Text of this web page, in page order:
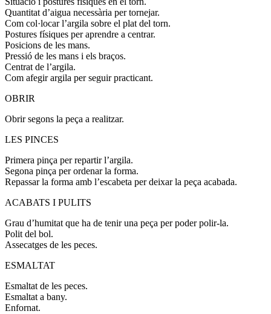
Quantitat d’aigua necessària per tornejar.
Com col·locar l’argila sobre el plat del torn.
Postures físiques per aprendre a centrar.
Posicions de les mans.
Pressió de les mans i els braços.
Centrat de l’argila.
Com afegir argila per seguir practicant.
OBRIR
Obrir segons la peça a realitzar.
LES PINCES
Primera pinça per repartir l’argila.
Segona pinça per ordenar la forma.
Repassar la forma amb l’escabeta per deixar la peça acabada.
ACABATS I PULITS
Grau d’humitat que ha de tenir una peça per poder polir-la.
Polit del bol.
Assecatges de les peces.
ESMALTAT
Esmaltat de les peces.
Esmaltat a bany.
Enfornat.